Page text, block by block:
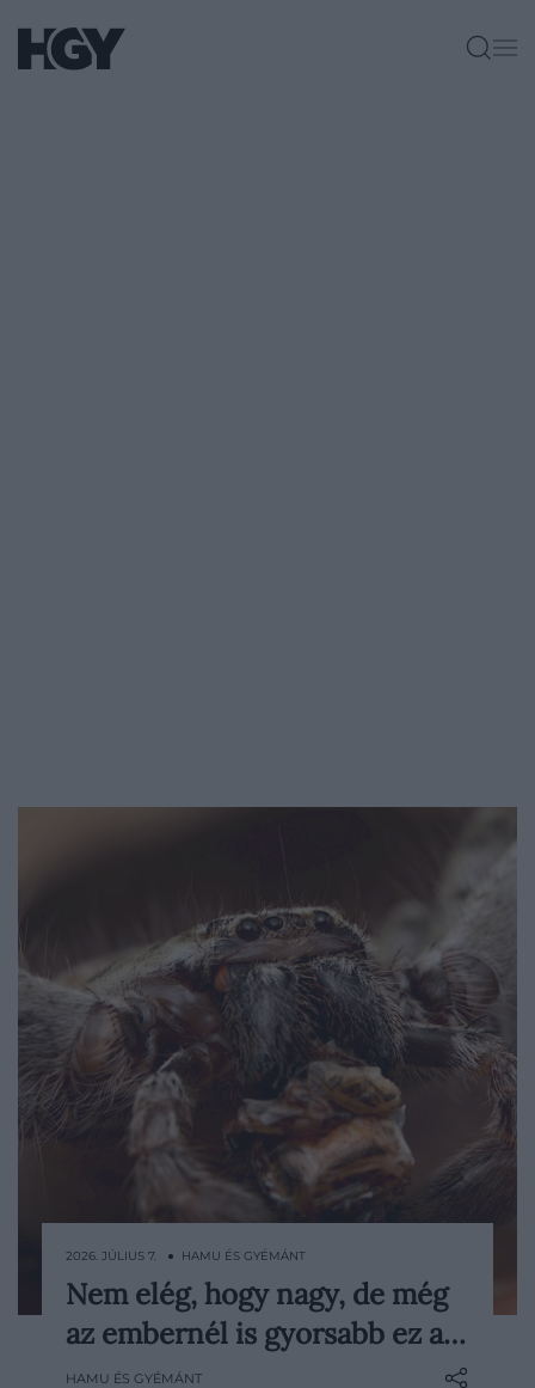
Egy friss kutatás szerint egy ausztráliai
vadászpók lehet a világ leggyorsabban
futó pókja: majdnem 3,6 métert tett meg
2026. JÚLIUS 7. ● HAMU ÉS GYÉMÁNT
Nem elég, hogy nagy, de még
az embernél is gyorsabb ez a…
HAMU ÉS GYÉMÁNT